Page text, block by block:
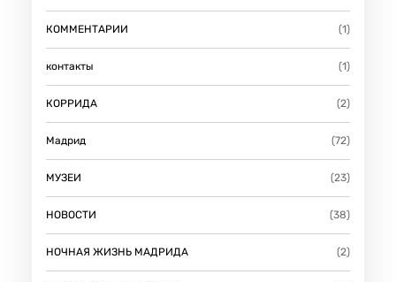
КОММЕНТАРИИ (1)
контакты (1)
КОРРИДА (2)
Мадрид (72)
МУЗЕИ (23)
НОВОСТИ (38)
НОЧНАЯ ЖИЗНЬ МАДРИДА (2)